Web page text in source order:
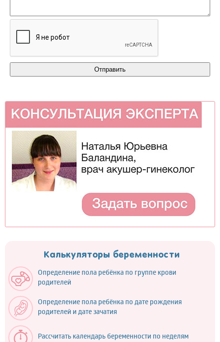
Калькуляторы беременности
Определение пола ребёнка по группе крови
родителей
Определение пола ребёнка по дате рождения
родителей и дате зачатия
Рассчитать календарь беременности по неделям